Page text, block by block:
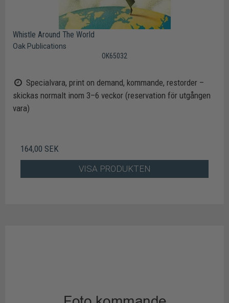
Whistle Around The World
Oak Publications
OK65032
Specialvara, print on demand, kommande, restorder –
skickas normalt inom 3–6 veckor (reservation för utgången
vara)
164,00 SEK
VISA PRODUKTEN